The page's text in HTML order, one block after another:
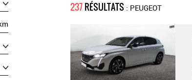
237RÉSULTATS : PEUGEOT